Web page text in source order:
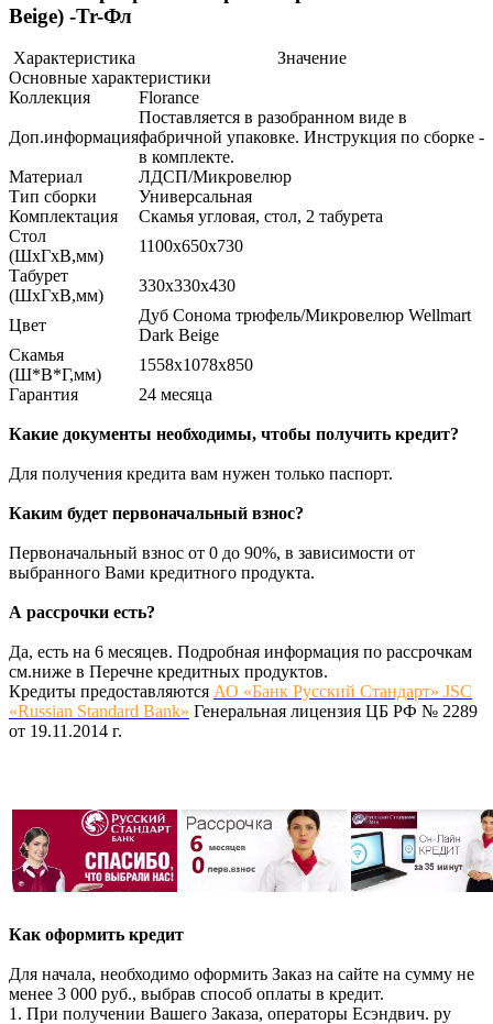
Beige) -Tr-Фл
Характеристика
Значение
Основные характеристики
Коллекция
Florance
Доп.информация
Поставляется в разобранном виде в
фабричной упаковке. Инструкция по сборке -
в комплекте.
Материал
ЛДСП/Микровелюр
Тип сборки
Универсальная
Комплектация
Скамья угловая, стол, 2 табурета
Стол
(ШхГхВ,мм)
1100х650х730
Табурет
(ШхГхВ,мм)
330х330х430
Цвет
Дуб Сонома трюфель/Микровелюр Wellmart
Dark Beige
Скамья
(Ш*В*Г,мм)
1558х1078х850
Гарантия
24 месяца
Какие документы необходимы, чтобы получить кредит?
Для получения кредита вам нужен только паспорт.
Каким будет первоначальный взнос?
Первоначальный взнос от 0 до 90%, в зависимости от
выбранного Вами кредитного продукта.
А рассрочки есть?
Да, есть на 6 месяцев. Подробная информация по рассрочкам
см.ниже в Перечне кредитных продуктов.
Кредиты предоставляются АО «Банк Русский Стандарт» JSC
«Russian Standard Bank» Генеральная лицензия ЦБ РФ № 2289
от 19.11.2014 г.
Как оформить кредит
Для начала, необходимо оформить Заказ на сайте на сумму не
менее 3 000 руб., выбрав способ оплаты в кредит.
1. При получении Вашего Заказа, операторы Есэндвич. ру